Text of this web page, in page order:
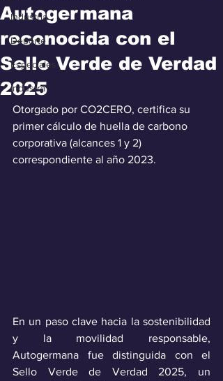
Industria
Deporte
Especiales
Industra
Autogermana
reconocida con el
Sello Verde de Verdad
2025
Otorgado por CO2CERO, certifica su
primer cálculo de huella de carbono
corporativa (alcances 1 y 2)
correspondiente al año 2023.
En un paso clave hacia la sostenibilidad
y la movilidad responsable,
Autogermana fue distinguida con el
Sello Verde de Verdad 2025, un